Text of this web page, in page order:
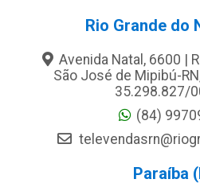
Rio Grande do
Avenida Natal, 6600 |
São José de Mipibú-
35.298.827/
(84)
Paraíba